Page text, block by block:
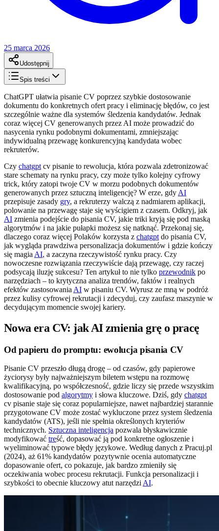
25 marca 2026
Udostępnij
Spis treści
ChatGPT ułatwia pisanie CV poprzez szybkie dostosowanie
dokumentu do konkretnych ofert pracy i eliminację błędów, co jest
szczególnie ważne dla systemów śledzenia kandydatów. Jednak
coraz więcej CV generowanych przez AI może prowadzić do
nasycenia rynku podobnymi dokumentami, zmniejszając
indywidualną przewagę konkurencyjną kandydata wobec
rekruterów.
Czy chatgpt cv pisanie to rewolucja, która pozwala zdetronizować
stare schematy na rynku pracy, czy może tylko kolejny cyfrowy
trick, który zatopi twoje CV w morzu podobnych dokumentów
generowanych przez sztuczną inteligencję? W erze, gdy AI
przepisuje zasady gry, a rekruterzy walczą z nadmiarem aplikacji,
polowanie na przewagę staje się wyścigiem z czasem. Odkryj, jak
AI zmienia podejście do pisania CV, jakie triki kryją się pod maską
algorytmów i na jakie pułapki możesz się natknąć. Przekonaj się,
dlaczego coraz więcej Polaków korzysta z chatgpt do pisania CV,
jak wygląda prawdziwa personalizacja dokumentów i gdzie kończy
się magia AI, a zaczyna rzeczywistość rynku pracy. Czy
nowoczesne rozwiązania rzeczywiście dają przewagę, czy raczej
podsycają iluzję sukcesu? Ten artykuł to nie tylko przewodnik po
narzędziach – to krytyczna analiza trendów, faktów i realnych
efektów zastosowania AI w pisaniu CV. Wyrusz ze mną w podróż
przez kulisy cyfrowej rekrutacji i zdecyduj, czy zaufasz maszynie w
decydującym momencie swojej kariery.
Nowa era CV: jak AI zmienia grę o pracę
Od papieru do promptu: ewolucja pisania CV
Pisanie CV przeszło długą drogę – od czasów, gdy papierowe
życiorysy były najważniejszym biletem wstępu na rozmowę
kwalifikacyjną, po współczesność, gdzie liczy się przede wszystkim
dostosowanie pod algorytmy i słowa kluczowe. Dziś, gdy chatgpt
cv pisanie staje się coraz popularniejsze, nawet najbardziej starannie
przygotowane CV może zostać wykluczone przez system śledzenia
kandydatów (ATS), jeśli nie spełnia określonych kryteriów
technicznych. Sztuczna inteligencja pozwala błyskawicznie
modyfikować treść, dopasować ją pod konkretne ogłoszenie i
wyeliminować typowe błędy językowe. Według danych z Pracuj.pl
(2024), aż 61% kandydatów pozytywnie ocenia automatyczne
dopasowanie ofert, co pokazuje, jak bardzo zmieniły się
oczekiwania wobec procesu rekrutacji. Funkcja personalizacji i
szybkości to obecnie kluczowy atut narzędzi AI.